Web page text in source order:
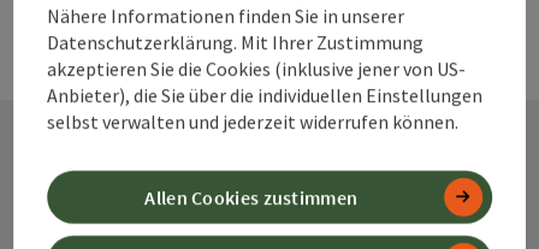
Kontakt
Nähere Informationen finden Sie in unserer
Datenschutzerklärung. Mit Ihrer Zustimmung
akzeptieren Sie die Cookies (inklusive jener von US-
Anbieter), die Sie über die individuellen Einstellungen
selbst verwalten und jederzeit widerrufen können.
Allen Cookies zustimmen